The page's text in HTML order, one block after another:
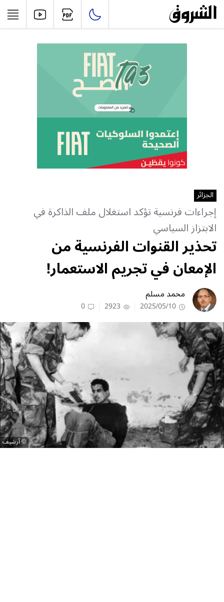
الجزائر
إجراءات فرنسية تؤكد استغلال ملف الذاكرة في
الابتزاز السياسي
تحذير القنوات الفرنسية من
الإمعان في تجريم الاستعمار!
محمد مسلم
2025/05/10
2923
0
أرشيف